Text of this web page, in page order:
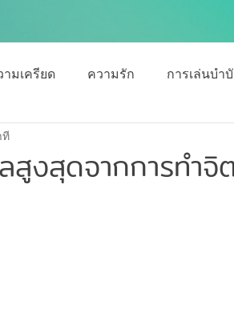
ามเครียด ความรัก การเล่นบำ
บริการ
สูงสุดจากการทำ
ที